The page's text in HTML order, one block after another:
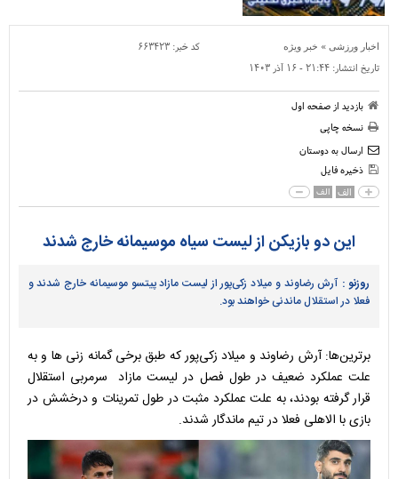
اخبار ورزشی » خبر ویژه کد خبر: ۶۶۳۴۲۳
تاریخ انتشار: ۲۱:۴۴ - ۱۶ آذر ۱۴۰۳
بازدید از صفحه اول
نسخه چاپی
ارسال به دوستان
ذخیره فایل
الف الف
این دو بازیکن از لیست سیاه موسیمانه خارج شدند
روزنو : آرش رضاوند و میلاد زکی‌پور از لیست مازاد پیتسو موسیمانه خارج شدند و
فعلا در استقلال ماندنی خواهند بود.
برترین‌ها: آرش رضاوند و میلاد زکی‌پور که طبق برخی گمانه زنی ها و به
علت عملکرد ضعیف در طول فصل در لیست مازاد سرمربی استقلال
قرار گرفته بودند، به علت عملکرد مثبت در طول تمرینات و درخشش در
بازی با الاهلی فعلا در تیم ماندگار شدند.